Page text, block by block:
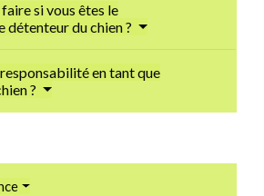
si vous êtes le
détenteur du chien ?
en tant que
?